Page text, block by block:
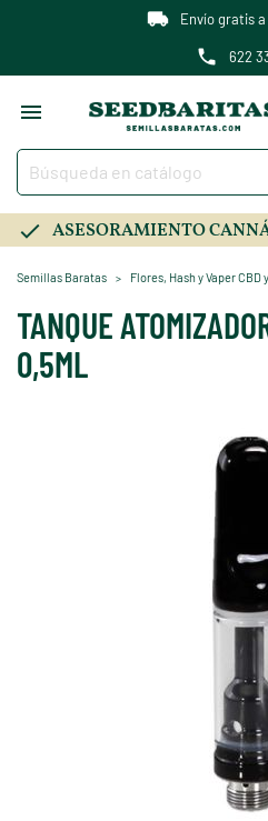
Envío gratis
622

ASESORAMIENTO
Semillas Baratas Flores, Hash y Vaper CBD
TANQUE
0,5ML